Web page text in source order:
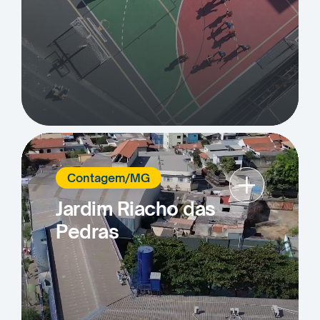
Contagem/MG
Jardim Riacho das
Pedras
+